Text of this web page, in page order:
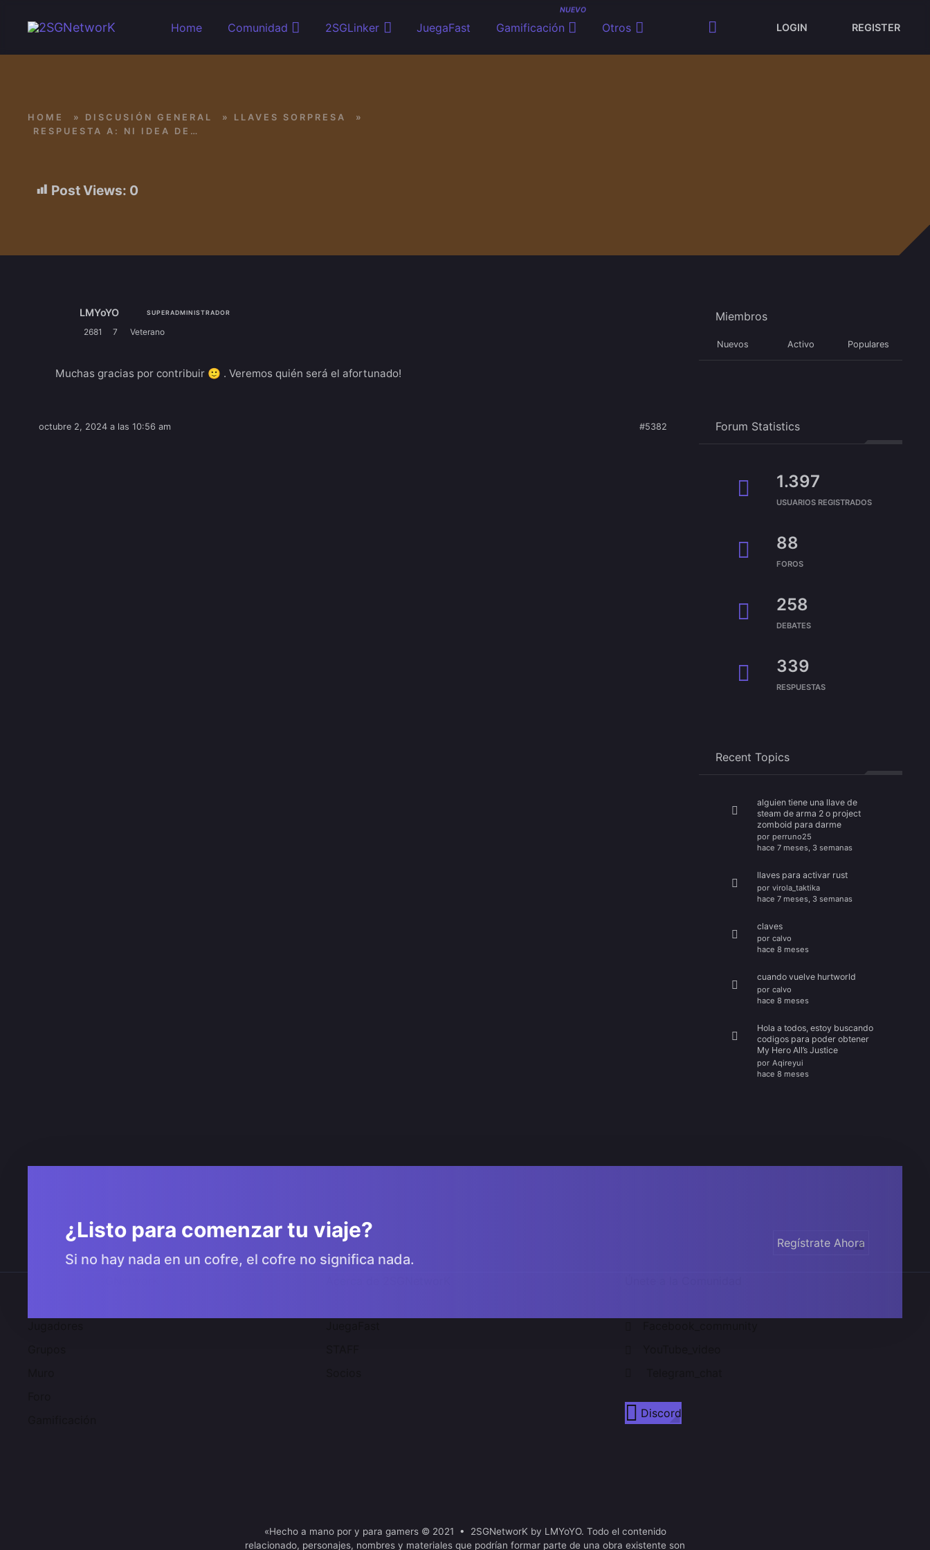
Home
Comunidad 2SGLinker JuegaFast Gamificación
NUEVO
Otros LOGIN REGISTER
Post Views: 0
HOME » DISCUSIÓN GENERAL » LLAVES SORPRESA
»
RESPUESTA A: NI IDEA DE QUE JUEGO ES
LMYoYO SUPERADMINISTRADOR
2681 7 Veterano
Muchas gracias por contribuir 🙂 . Veremos quién será el afortunado!
octubre 2, 2024 a las 10:56 am #5382
Miembros
Nuevos Activo Populares
Forum Statistics
1.397
USUARIOS REGISTRADOS
88
FOROS
258
DEBATES
339
RESPUESTAS
Recent Topics
alguien tiene una llave de
steam de arma 2 o project
zomboid para darme
por perruno25
hace 7 meses, 3 semanas
llaves para activar rust
por virola_taktika
hace 7 meses, 3 semanas
claves
por calvo
hace 8 meses
cuando vuelve hurtworld
por calvo
hace 8 meses
Hola a todos, estoy buscando
codigos para poder obtener
My Hero All’s Justice
por Aqireyui
hace 8 meses
¿Listo para comenzar tu viaje?
Si no hay nada en un cofre, el cofre no significa nada.
Regístrate Ahora
Discord
«Hecho a mano por y para gamers © 2021 • 2SGNetworK by LMYoYO. Todo el contenido
relacionado, personajes, nombres y materiales que podrían formar parte de una obra existente son